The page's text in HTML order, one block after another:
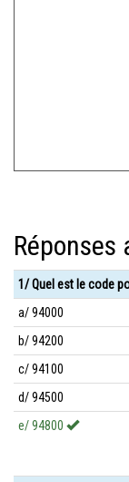
1/ Quel est le code
a/ 94000
b/ 94200
c/ 94100
d/ 94500
e/ 94800